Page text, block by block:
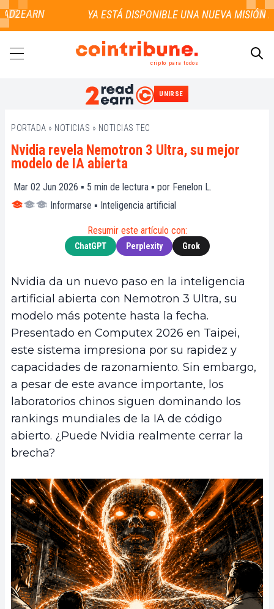
cripto para todos
UNIRSE
PORTADA » NOTICIAS » NOTICIAS TEC
Nvidia revela Nemotron 3 Ultra, su mejor
modelo de IA abierta
Mar 02 Jun 2026 ▪ 5 min de lectura ▪ por Fenelon L.
Informarse ▪ Inteligencia artificial
Resumir este artículo con:
ChatGPT Perplexity Grok
Nvidia da un nuevo paso en la inteligencia
artificial abierta con Nemotron 3 Ultra, su
modelo más potente hasta la fecha.
Presentado en Computex 2026 en Taipei,
este sistema impresiona por su rapidez y
capacidades de razonamiento. Sin embargo,
a pesar de este avance importante, los
laboratorios chinos siguen dominando los
rankings mundiales de la IA de código
abierto. ¿Puede Nvidia realmente cerrar la
brecha?